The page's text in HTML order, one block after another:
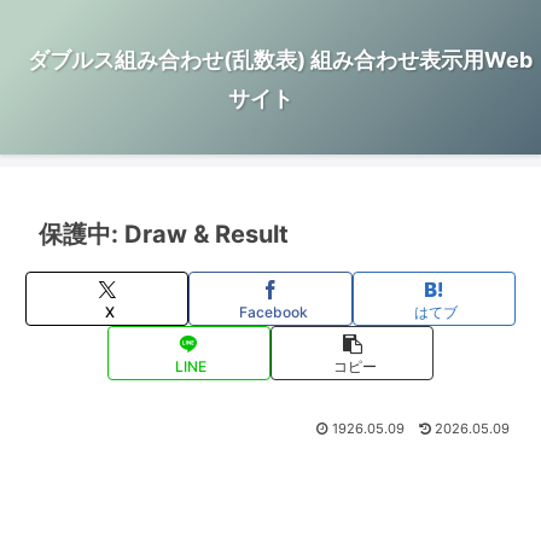
ダブルス組み合わせ(乱数表) 組み合わせ表示用Web
サイト
保護中: Draw & Result
X Facebook はてブ
LINE コピー
1926.05.09 2026.05.09